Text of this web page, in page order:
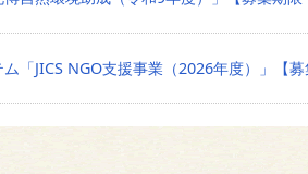
「JICS NGO支援事業（2026年度）」【